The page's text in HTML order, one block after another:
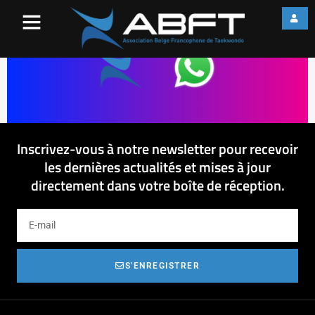
Inscrivez-vous à notre newsletter pour recevoir
les dernières actualités et mises à jour
directement dans votre boîte de réception.
S'ENREGISTRER